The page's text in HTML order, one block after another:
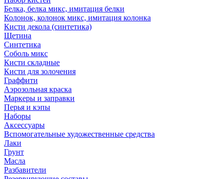
Белка, белка микс, имитация белки
Колонок, колонок микс, имитация колонка
Кисти декола (синтетика)
Щетина
Синтетика
Соболь микс
Кисти складные
Кисти для золочения
Граффити
Аэрозольная краска
Маркеры и заправки
Перья и кэпы
Наборы
Аксессуары
Вспомогательные художественные средства
Лаки
Грунт
Масла
Разбавители